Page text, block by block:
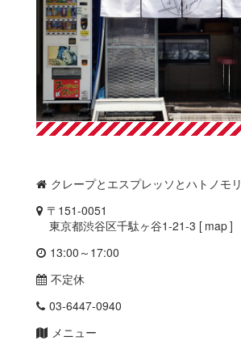
クレープとエスプレッソとハトノモリ
〒151-0051
東京都渋谷区千駄ヶ谷1-21-3 [map]
13:00～17:00
不定休
03-6447-0940
メニュー